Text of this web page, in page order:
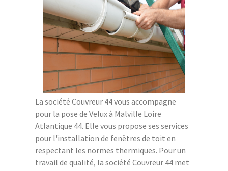
La société Couvreur 44 vous accompagne
pour la pose de Velux à Malville Loire
Atlantique 44. Elle vous propose ses services
pour l'installation de fenêtres de toit en
respectant les normes thermiques. Pour un
travail de qualité, la société Couvreur 44 met